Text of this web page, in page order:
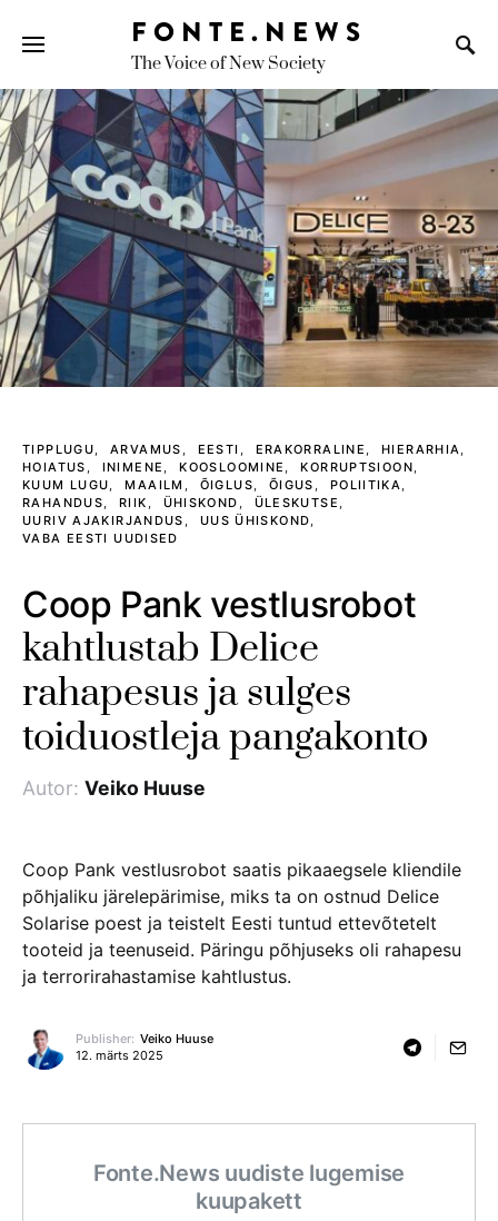
FONTE.NEWS
The Voice of New Society
TIPPLUGU ARVAMUS EESTI ERAKORRALINE
HIERARHIA
HOIATUS
INIMENE KOOSLOOMINE
KORRUPTSIOON
KUUM LUGU
MAAILM ÕIGLUS ÕIGUS
POLIITIKA
RAHANDUS
RIIK ÜHISKOND
ÜLESKUTSE
UURIV AJAKIRJANDUS
UUS ÜHISKOND
VABA EESTI UUDISED
Coop Pank vestlusrobot
kahtlustab Delice
rahapesus ja sulges
toiduostleja pangakonto
Autor: Veiko Huuse
Coop Pank vestlusrobot saatis pikaaegsele kliendile
põhjaliku järelepärimise, miks ta on ostnud Delice
Solarise poest ja teistelt Eesti tuntud ettevõtetelt
tooteid ja teenuseid. Päringu põhjuseks oli rahapesu
ja terrorirahastamise kahtlustus.
Publisher: Veiko Huuse
12. märts 2025
Fonte.News uudiste lugemise
kuupakett